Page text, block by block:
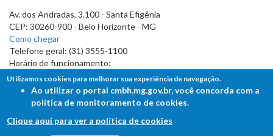
Av. dos Andradas, 3.100 - Santa Efigênia
CEP: 30260-900 - Belo Horizonte - MG
Como chegar
Telefone geral: (31) 3555-1100
Horário de funcionamento:
7h às 19h
Utilizamos cookies para melhorar sua experiência de navegação.
Ao utilizar o portal cmbh.mg.gov.br, você concorda com a
política de monitoramento de cookies.
Clique aqui para ver a política de cookies